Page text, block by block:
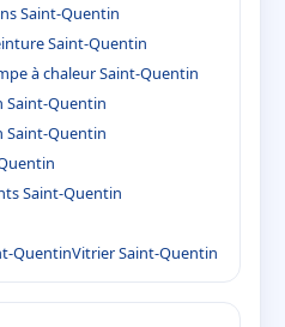
Saint-Quentin
Saint-Quentin
à chaleur Saint-Quentin
Saint-Quentin
Saint-Quentin
Saint-Quentin
QuentinVitrier Saint-Quentin